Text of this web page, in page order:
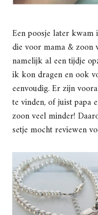
Een poosje later kwam
die voor mama & zoon
namelijk al een tijdje
ik kon dragen en ook
eenvoudig. Er zijn
te vinden, of juist papa
zoon veel minder!
setje mocht reviewen